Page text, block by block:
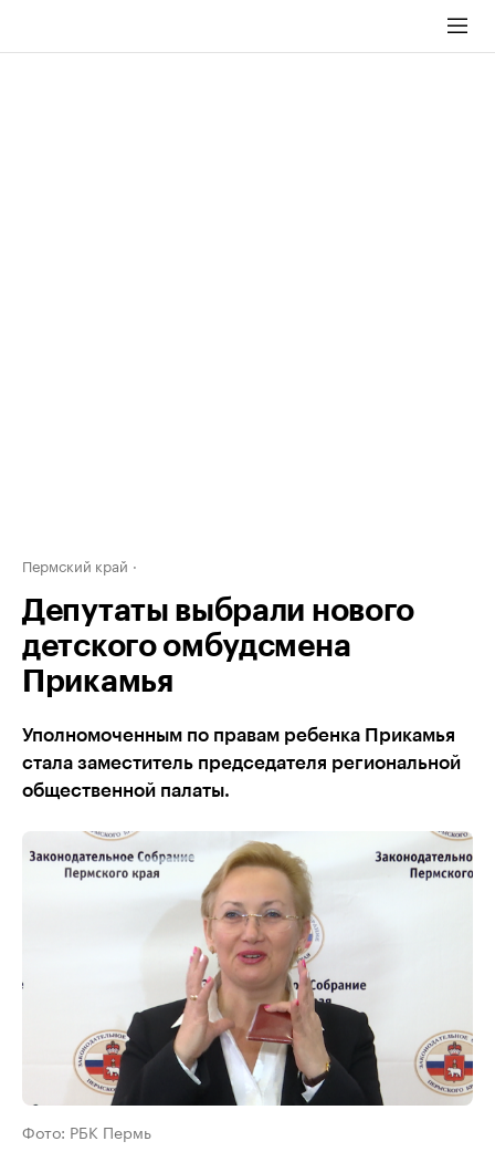
Пермский край
Депутаты выбрали нового
детского омбудсмена
Прикамья
Уполномоченным по правам ребенка Прикамья
стала заместитель председателя региональной
общественной палаты.
Фото: РБК Пермь